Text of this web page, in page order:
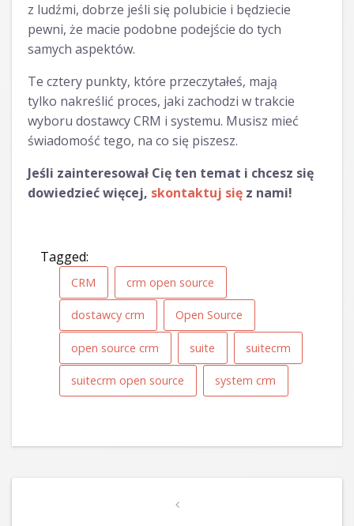
z ludźmi, dobrze jeśli się polubicie i będziecie
pewni, że macie podobne podejście do tych
samych aspektów.
Te cztery punkty, które przeczytałeś, mają
tylko nakreślić proces, jaki zachodzi w trakcie
wyboru dostawcy CRM i systemu. Musisz mieć
świadomość tego, na co się piszesz.
Jeśli zainteresował Cię ten temat i chcesz się
dowiedzieć więcej, skontaktuj się z nami!
Tagged:
CRM crm open source
dostawcy crm Open Source
open source crm suite suitecrm
suitecrm open source system crm
Previous